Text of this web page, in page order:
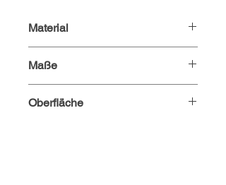
Material
Maße
Oberfläche